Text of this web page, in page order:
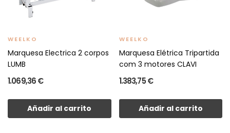
WEELKO
Marquesa Electrica 2 corpos
LUMB
1.069,36 €
Añadir al carrito
WEELKO
Marquesa Elétrica Tripartida
com 3 motores CLAVI
1.383,75 €
Añadir al carrito